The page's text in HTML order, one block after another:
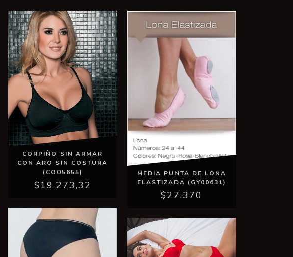
CORPIÑO SIN ARMAR
CON ARO SIN COSTURA
(CO05655)
$19.273,32
MEDIA PUNTA DE LONA
ELASTIZADA (GY00631)
$27.370